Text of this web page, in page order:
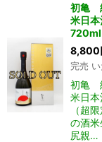
初亀
米日
720ml
8,800
完売
初亀
米日
（超
の酒
尻親…